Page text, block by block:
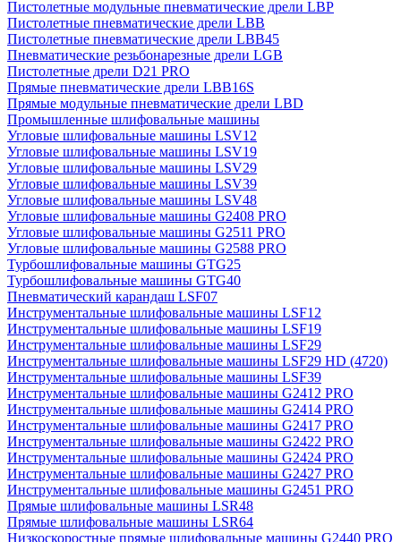
Пистолетные модульные пневматические дрели LBP
Пистолетные пневматические дрели LBB
Пистолетные пневматические дрели LBB45
Пневматические резьбонарезные дрели LGB
Пистолетные дрели D21 PRO
Прямые пневматические дрели LBB16S
Прямые модульные пневматические дрели LBD
Промышленные шлифовальные машины
Угловые шлифовальные машины LSV12
Угловые шлифовальные машины LSV19
Угловые шлифовальные машины LSV29
Угловые шлифовальные машины LSV39
Угловые шлифовальные машины LSV48
Угловые шлифовальные машины G2408 PRO
Угловые шлифовальные машины G2511 PRO
Угловые шлифовальные машины G2588 PRO
Турбошлифовальные машины GTG25
Турбошлифовальные машины GTG40
Пневматический карандаш LSF07
Инструментальные шлифовальные машины LSF12
Инструментальные шлифовальные машины LSF19
Инструментальные шлифовальные машины LSF29
Инструментальные шлифовальные машины LSF29 HD (4720)
Инструментальные шлифовальные машины LSF39
Инструментальные шлифовальные машины G2412 PRO
Инструментальные шлифовальные машины G2414 PRO
Инструментальные шлифовальные машины G2417 PRO
Инструментальные шлифовальные машины G2422 PRO
Инструментальные шлифовальные машины G2424 PRO
Инструментальные шлифовальные машины G2427 PRO
Инструментальные шлифовальные машины G2451 PRO
Прямые шлифовальные машины LSR48
Прямые шлифовальные машины LSR64
Низкоскоростные прямые шлифовальные машины G2440 PRO